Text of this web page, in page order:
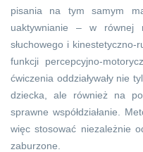
pisania na tym samym
uaktywnianie – w równej
słuchowego i
funkcji percepcyjno-
ćwiczenia oddziaływały nie
dziecka, ale również na
sprawne współdziałanie.
więc stosować niezależnie
zaburzone.